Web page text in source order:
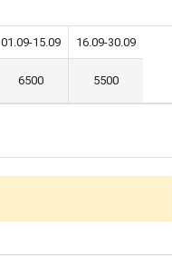
01.09-15.09 16.09-30.09
6500 5500